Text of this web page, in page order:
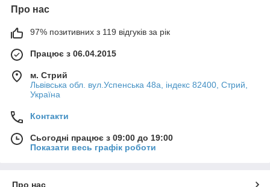
Про нас
97% позитивних з 119 відгуків за рік
Працює з 06.04.2015
м. Стрий
Львівська обл. вул.Успенська 48а, індекс 82400, Стрий,
Україна
Контакти
Сьогодні працює з 09:00 до 19:00
Показати весь графік роботи
Про нас